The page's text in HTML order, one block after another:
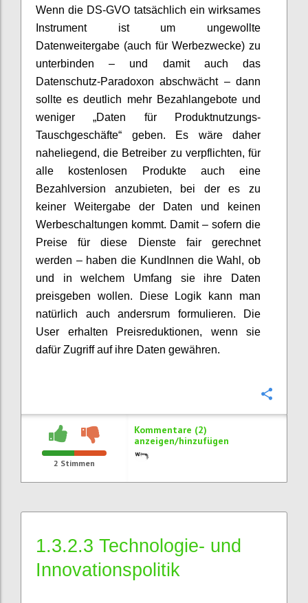
Wenn die DS-GVO tatsächlich ein wirksames
Instrument ist um ungewollte
Datenweitergabe (auch für Werbezwecke) zu
unterbinden – und damit auch das
Datenschutz-Paradoxon abschwächt – dann
sollte es deutlich mehr Bezahlangebote und
weniger „Daten für Produktnutzungs-
Tauschgeschäfte“ geben. Es wäre daher
naheliegend, die Betreiber zu verpflichten, für
alle kostenlosen Produkte auch eine
Bezahlversion anzubieten, bei der es zu
keiner Weitergabe der Daten und keinen
Werbeschaltungen kommt. Damit – sofern die
Preise für diese Dienste fair gerechnet
werden – haben die KundInnen die Wahl, ob
und in welchem Umfang sie ihre Daten
preisgeben wollen. Diese Logik kann man
natürlich auch andersrum formulieren. Die
User erhalten Preisreduktionen, wenn sie
dafür Zugriff auf ihre Daten gewähren.
2 Stimmen
Kommentare (2)
anzeigen/hinzufügen
1.3.2.3 Technologie- und
Innovationspolitik